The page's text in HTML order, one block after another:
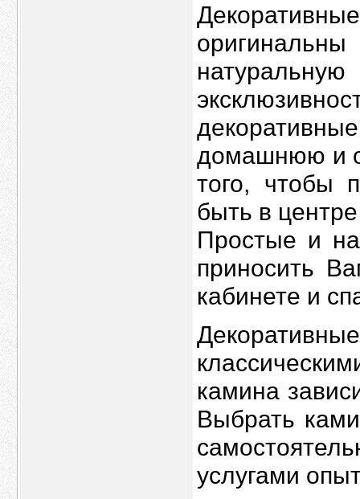
домашнюю и
того, чтобы
быть в
Простые и
приносить
кабинете и
камина
Выбрать
услугами